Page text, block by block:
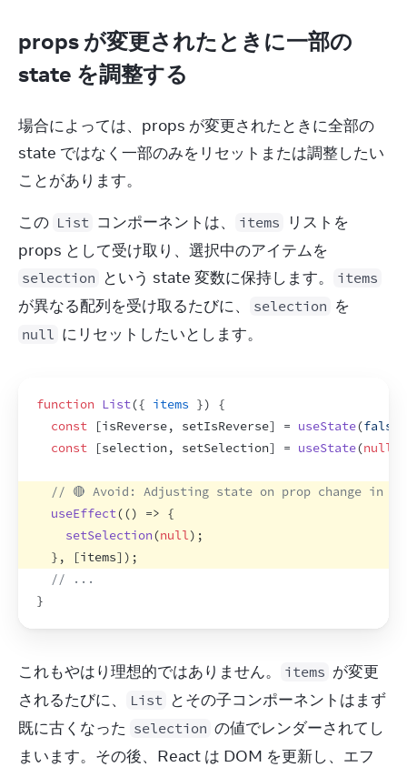
props が変更されたときに一部の
state を調整する
場合によっては、props が変更されたときに全部の
state ではなく一部のみをリセットまたは調整したい
ことがあります。
この List コンポーネントは、 items
リストを
selection という state 変数に保持します。 items
が異なる配列を受け取るたびに、 selection
null にリセットしたいとします。
function List({ items })
{
const
[isReverse, setIsReverse] = useState(false
const
[selection, setSelection] = useState(null
// 🔴 Avoid: Adjusting state on prop change in
useEffect(() => {
setSelection(null) ;
} , [items] ) ;
// ...
}
これもやはり理想的ではありません。 items が変更
されるたびに、
List とその子コンポーネントはまず
既に古くなった selection の値でレンダーされてし
まいます。その後、React は DOM を更新し、エフ